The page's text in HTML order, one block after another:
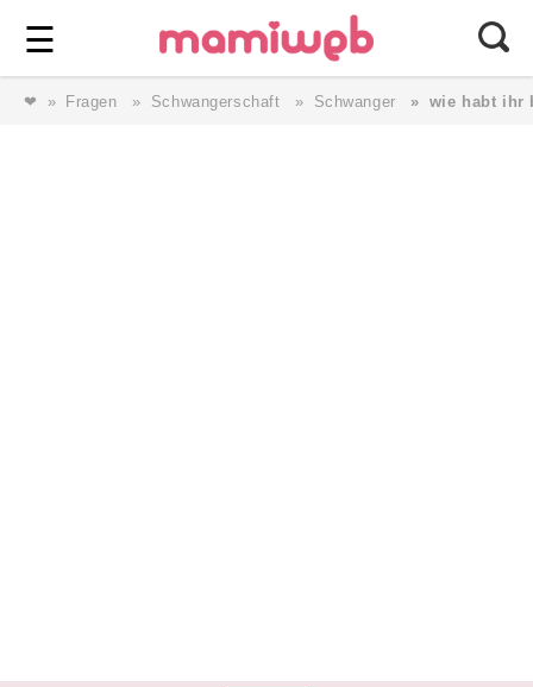
☰ ⎯ Wir lieben Familie ⎯
❤ Fragen Schwangerschaft Schwanger wie habt ihr